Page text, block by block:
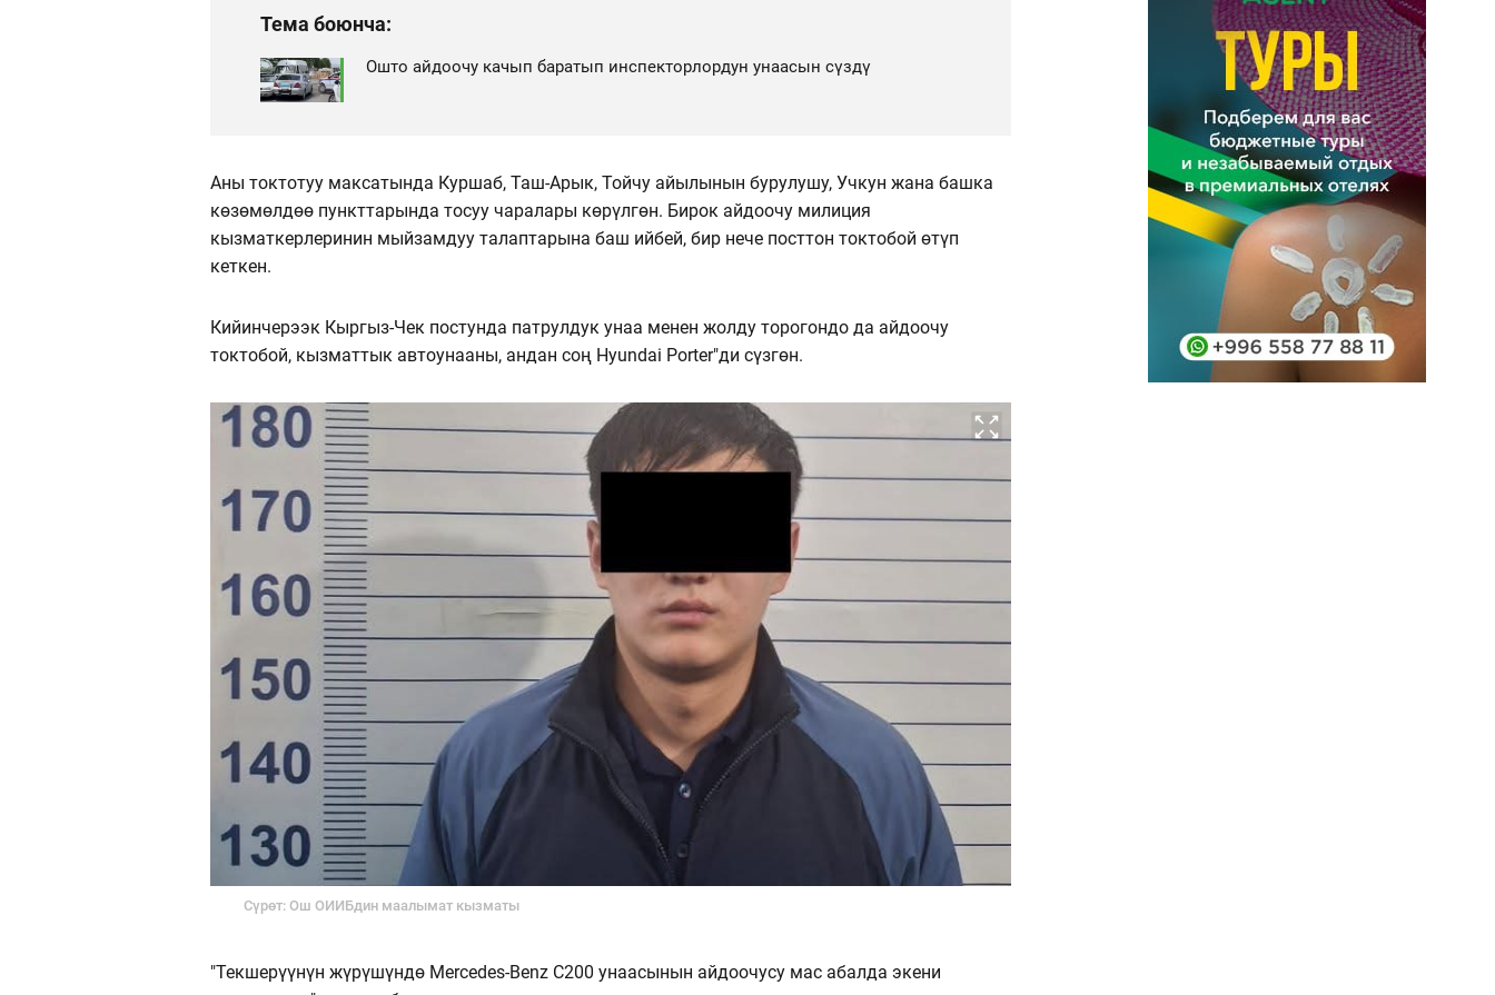
Тема боюнча:
Ошто айдоочу качып баратып инспекторлордун унаасын сүздү
Аны токтотуу максатында Куршаб, Таш-Арык, Тойчу айылынын бурулушу, Учкун жана башка
көзөмөлдөө пункттарында тосуу чаралары көрүлгөн. Бирок айдоочу милиция
кызматкерлеринин мыйзамдуу талаптарына баш ийбей, бир нече посттон токтобой өтүп
кеткен.
Кийинчерээк Кыргыз-Чек постунда патрулдук унаа менен жолду торогондо да айдоочу
токтобой, кызматтык автоунааны, андан соң Hyundai Porter"ди сүзгөн.
Сүрөт: Ош ОИИБдин маалымат кызматы
"Текшерүүнүн жүрүшүндө Mercedes-Benz C200 унаасынын айдоочусу мас абалда экени